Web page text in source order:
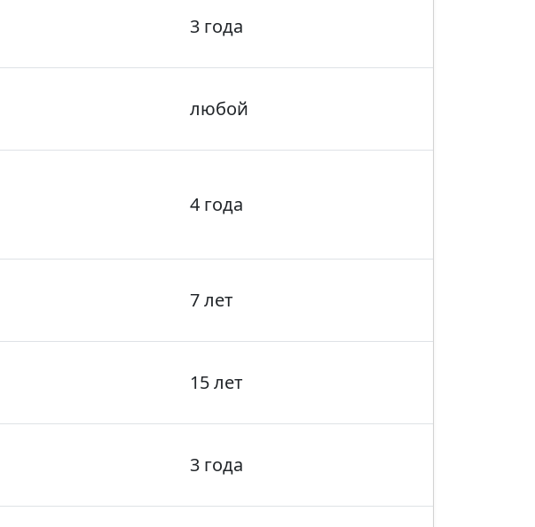
3 года
любой
4 года
7 лет
15 лет
3 года